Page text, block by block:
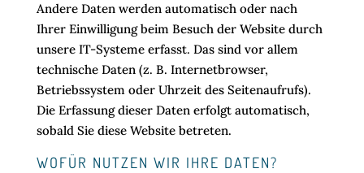
Andere Daten werden automatisch oder nach
Ihrer Einwilligung beim Besuch der Website durch
unsere IT-Systeme erfasst. Das sind vor allem
technische Daten (z. B. Internetbrowser,
Betriebssystem oder Uhrzeit des Seitenaufrufs).
Die Erfassung dieser Daten erfolgt automatisch,
sobald Sie diese Website betreten.
WOFÜR NUTZEN WIR IHRE DATEN?